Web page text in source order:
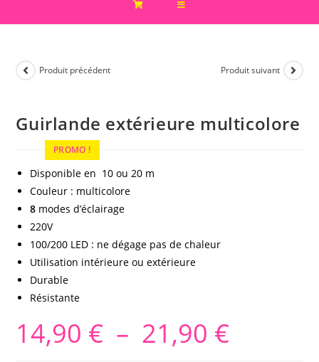
PROMO !
Produit précédent Produit suivant
Guirlande extérieure multicolore
Disponible en 10 ou 20 m
Couleur : multicolore
8 modes d’éclairage
220V
100/200 LED : ne dégage pas de chaleur
Utilisation intérieure ou extérieure
Durable
Résistante
14,90 € – 21,90 €